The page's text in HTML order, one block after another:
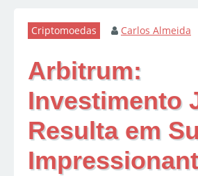
Criptomoedas Carlos Almeida
Arbitrum:
Investimento
Resulta em